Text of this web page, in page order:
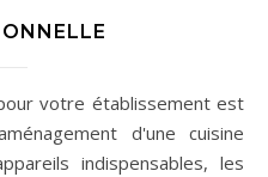
d'une cuisine
indispensables, les